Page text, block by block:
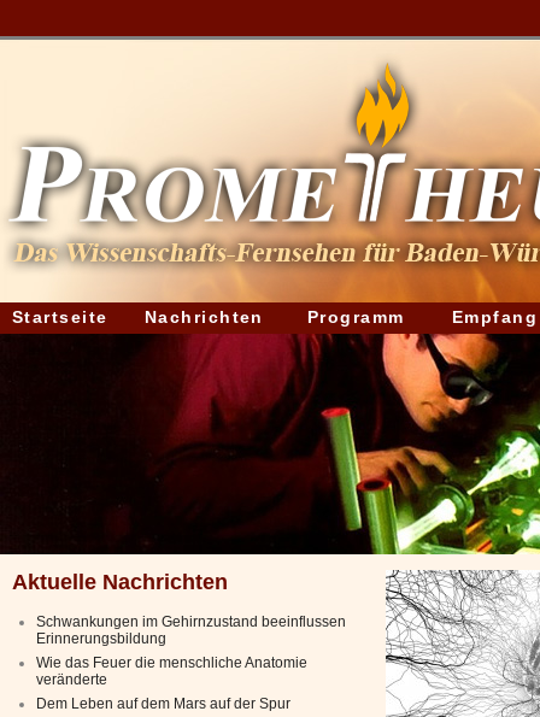
Startseite Nachrichten Programm Empfang
Aktuelle Nachrichten
Schwankungen im Gehirnzustand beeinflussen
Erinnerungsbildung
Wie das Feuer die menschliche Anatomie
veränderte
Dem Leben auf dem Mars auf der Spur